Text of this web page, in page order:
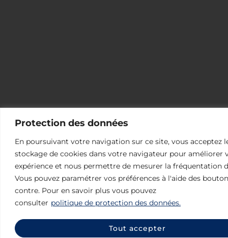
Protection des données
En poursuivant votre navigation sur ce site, vous acceptez
stockage de cookies dans votre navigateur pour améliorer
expérience et nous permettre de mesurer la fréquentation
Vous pouvez paramétrer vos préférences à l'aide des
contre. Pour en savoir plus vous pouvez
consulter politique de protection des données.
Tout accepter